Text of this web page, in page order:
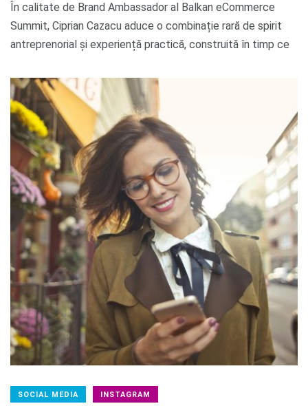
În calitate de Brand Ambassador al Balkan eCommerce
Summit, Ciprian Cazacu aduce o combinație rară de spirit
antreprenorial și experiență practică, construită în timp ce
SOCIAL MEDIA INSTAGRAM